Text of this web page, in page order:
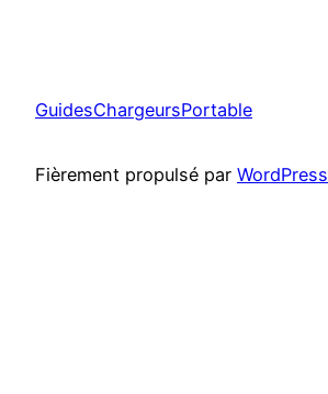
GuidesChargeursPortable
Fièrement propulsé par WordPress